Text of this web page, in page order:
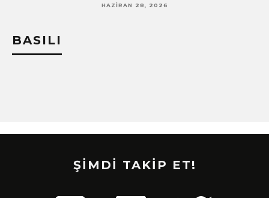
HAZIRAN 28, 2026
BASILI
ŞİMDİ TAKİP ET!